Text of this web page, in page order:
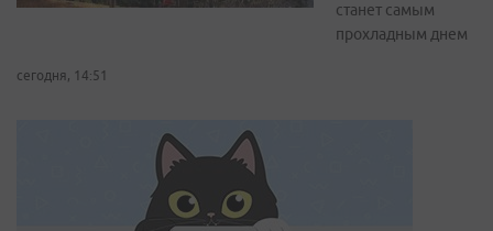
станет самым
прохладным днем
сегодня, 14:51